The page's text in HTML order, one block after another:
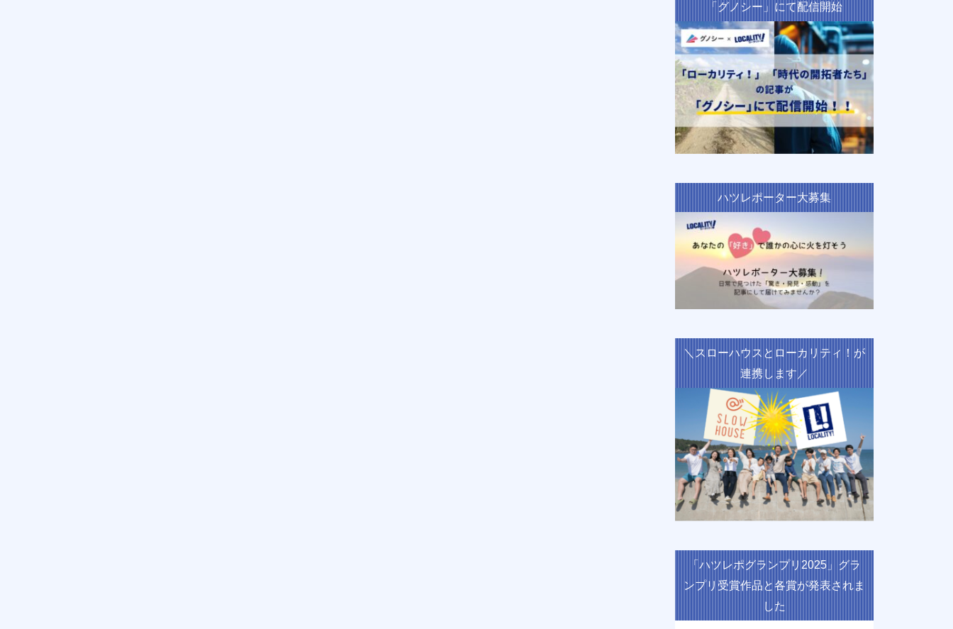
「グノシー」にて配信開始
ハツレポーター大募集
＼スローハウスとローカリティ！が
連携します／
「ハツレポグランプリ2025」グラ
ンプリ受賞作品と各賞が発表されま
した